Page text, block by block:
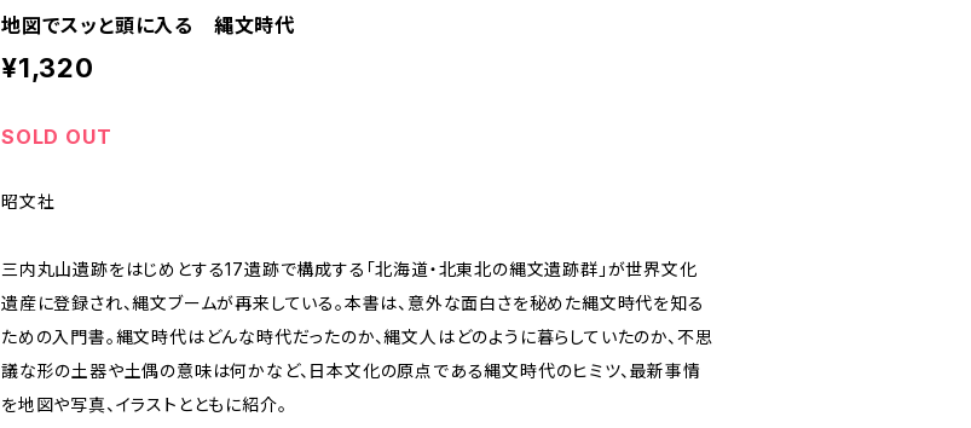
地図でスッと頭に入る 縄文時代
¥1,320
SOLD OUT
昭文社
三内丸山遺跡をはじめとする17遺跡で構成する「北海道・北東北の縄文遺跡群」が世界文化
遺産に登録され、縄文ブームが再来している。本書は、意外な面白さを秘めた縄文時代を知る
ための入門書。縄文時代はどんな時代だったのか、縄文人はどのように暮らしていたのか、不思
議な形の土器や土偶の意味は何かなど、日本文化の原点である縄文時代のヒミツ、最新事情
を地図や写真、イラストとともに紹介。